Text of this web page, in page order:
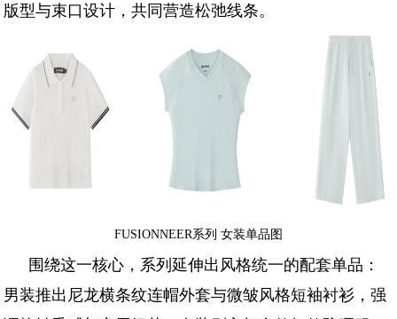
版型与束口设计，共同营造松弛线条。
FUSIONNEER系列 女装单品图
围绕这一核心，系列延伸出风格统一的配套单品：
男装推出尼龙横条纹连帽外套与微皱风格短袖衬衫，强